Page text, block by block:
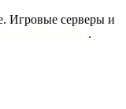
Игровые серверы и
.